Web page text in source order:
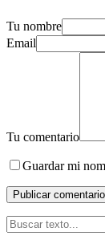
Tu nombre
Email
Tu comentario
Guardar mi